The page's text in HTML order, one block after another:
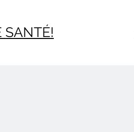
SANTÉ!